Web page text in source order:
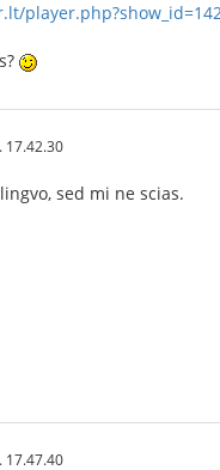
17.42.30
sed mi ne scias.
17.47.40